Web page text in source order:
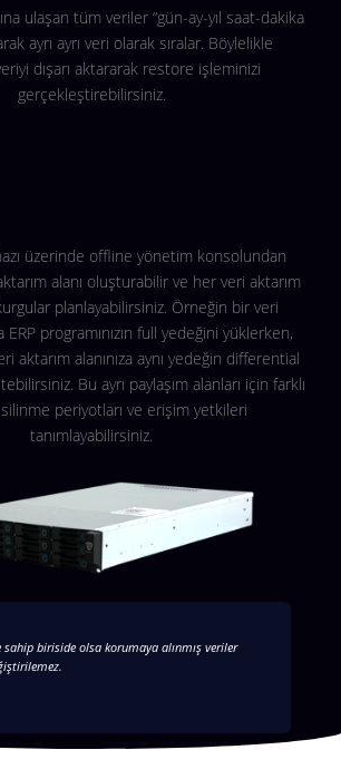
ulaşan tüm veriler “gün-ay-yıl saat-dakika
ayrı ayrı veri olarak sıralar. Böylelikle
dışarı aktararak restore işleminizi
gerçekleştirebilirsiniz.
üzerinde offline yönetim konsolundan
alanı oluşturabilir ve her veri aktarım
planlayabilirsiniz. Örneğin bir veri
ERP programınızın full yedeğini yüklerken,
aktarım alanınıza aynı yedeğin differential
Bu ayrı paylaşım alanları için farklı
periyotları ve erişim yetkileri
tanımlayabilirsiniz.
sahip biriside olsa korumaya alınmış veriler